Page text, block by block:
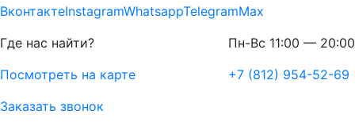
ВконтактеInstagramWhatsappTelegramMax
Где нас найти?
Посмотреть на карте
Пн-Вс 11:00 — 20:00
+7 (812) 954-52-69
Заказать звонок